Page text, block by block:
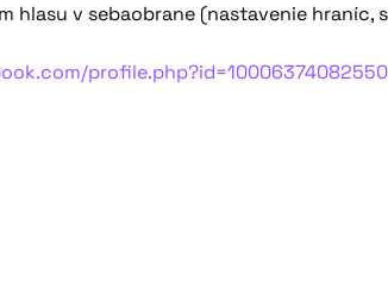
hlasu v sebaobrane (nastavenie hraníc,